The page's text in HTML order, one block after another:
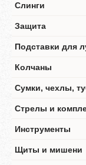
Слинги
Защита
Подставки для
Колчаны
Сумки, чехлы,
Стрелы и
Инструменты
Щиты и мишени